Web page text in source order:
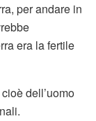
per andare in
era la fertile
dell’uomo